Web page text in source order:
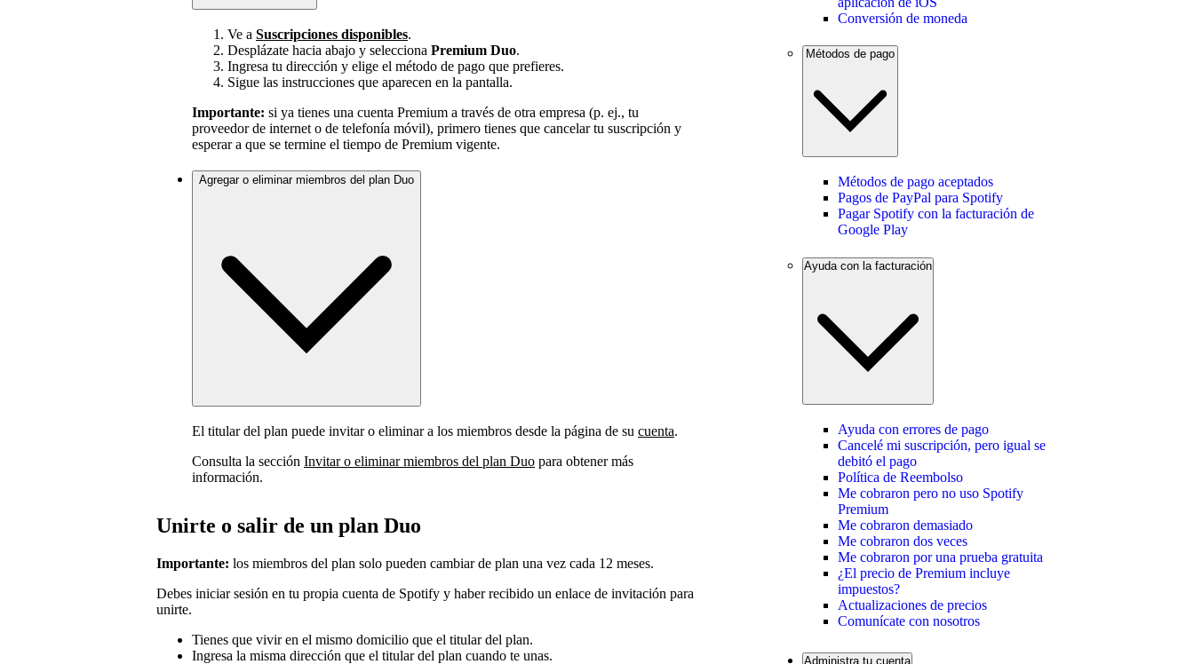
Ve a Suscripciones disponibles.
Desplázate hacia abajo y selecciona Premium Duo.
Ingresa tu dirección y elige el método de pago que prefieres.
Sigue las instrucciones que aparecen en la pantalla.
Importante: si ya tienes una cuenta Premium a través de otra empresa (p. ej., tu
proveedor de internet o de telefonía móvil), primero tienes que cancelar tu suscripción y
esperar a que se termine el tiempo de Premium vigente.
Agregar o eliminar miembros del plan Duo
El titular del plan puede invitar o eliminar a los miembros desde la página de su cuenta.
Consulta la sección Invitar o eliminar miembros del plan Duo para obtener más
información.
Unirte o salir de un plan Duo
Importante: los miembros del plan solo pueden cambiar de plan una vez cada 12 meses.
Debes iniciar sesión en tu propia cuenta de Spotify y haber recibido un enlace de invitación para
unirte.
Tienes que vivir en el mismo domicilio que el titular del plan.
Ingresa la misma dirección que el titular del plan cuando te unas.
Conversión de moneda
Métodos de pago aceptados
Pagos de PayPal para Spotify
Pagar Spotify con la facturación de
Google Play
Ayuda con la facturación
Ayuda con errores de pago
Cancelé mi suscripción, pero igual se
debitó el pago
Política de Reembolso
Me cobraron pero no uso Spotify
Premium
Me cobraron demasiado
Me cobraron dos veces
Me cobraron por una prueba gratuita
¿El precio de Premium incluye
impuestos?
Actualizaciones de precios
Comunícate con nosotros
Administra tu cuenta